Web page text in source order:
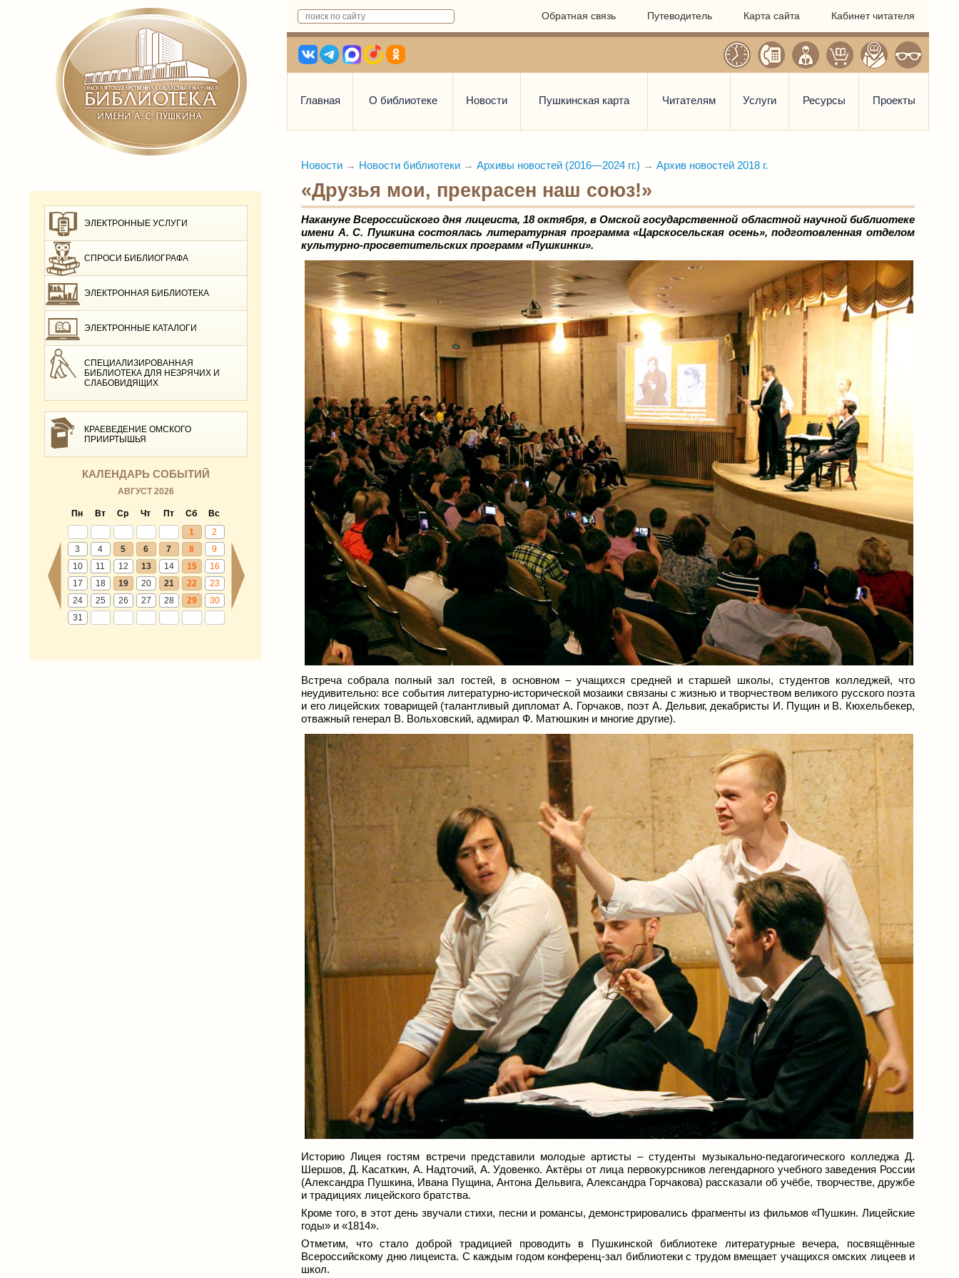
Обратная связь Путеводитель Карта сайта Кабинет читателя
Главная О библиотеке Новости Пушкинская карта Читателям Услуги Ресурсы Проекты
ЭЛЕКТРОННЫЕ УСЛУГИ
СПРОСИ БИБЛИОГРАФА
ЭЛЕКТРОННАЯ БИБЛИОТЕКА
ЭЛЕКТРОННЫЕ КАТАЛОГИ
СПЕЦИАЛИЗИРОВАННАЯ
БИБЛИОТЕКА ДЛЯ НЕЗРЯЧИХ И
СЛАБОВИДЯЩИХ
КРАЕВЕДЕНИЕ ОМСКОГО
ПРИИРТЫШЬЯ
КАЛЕНДАРЬ СОБЫТИЙ
АВГУСТ 2026
Пн Вт Ср Чт Пт Сб
Вс
1
2
3
4 5 6 7 8
9
10
11 12 13 14 15
16
17
18 19 20 21 22
23
24
25 26 27 28 29
30
31
Новости → Новости библиотеки → Архивы новостей (2016—2024 гг.) → Архив новостей 2018 г.
«Друзья мои, прекрасен наш союз!»
Накануне Всероссийского дня лицеиста, 18 октября, в Омской государственной областной научной библиотеке
имени А. С. Пушкина состоялась литературная программа «Царскосельская осень», подготовленная отделом
культурно-просветительских программ «Пушкинки».
Встреча собрала полный зал гостей, в основном – учащихся средней и старшей школы, студентов колледжей, что
неудивительно: все события литературно-исторической мозаики связаны с жизнью и творчеством великого русского поэта
и его лицейских товарищей (талантливый дипломат А. Горчаков, поэт А. Дельвиг, декабристы И. Пущин и В. Кюхельбекер,
отважный генерал В. Вольховский, адмирал Ф. Матюшкин и многие другие).
Историю Лицея гостям встречи представили молодые артисты – студенты музыкально-педагогического колледжа Д.
Шершов, Д. Касаткин, А. Надточий, А. Удовенко. Актёры от лица первокурсников легендарного учебного заведения России
(Александра Пушкина, Ивана Пущина, Антона Дельвига, Александра Горчакова) рассказали об учёбе, творчестве, дружбе
и традициях лицейского братства.
Кроме того, в этот день звучали стихи, песни и романсы, демонстрировались фрагменты из фильмов «Пушкин. Лицейские
годы» и «1814».
Отметим, что стало доброй традицией проводить в Пушкинской библиотеке литературные вечера, посвящённые
Всероссийскому дню лицеиста. С каждым годом конференц-зал библиотеки с трудом вмещает учащихся омских лицеев и
школ.